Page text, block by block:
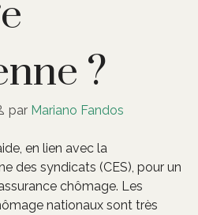
?
par Mariano Fandos
en lien avec la
des syndicats (CES), pour un
chômage. Les
nationaux sont très